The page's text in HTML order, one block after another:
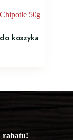
50g
koszyka
rabatu!